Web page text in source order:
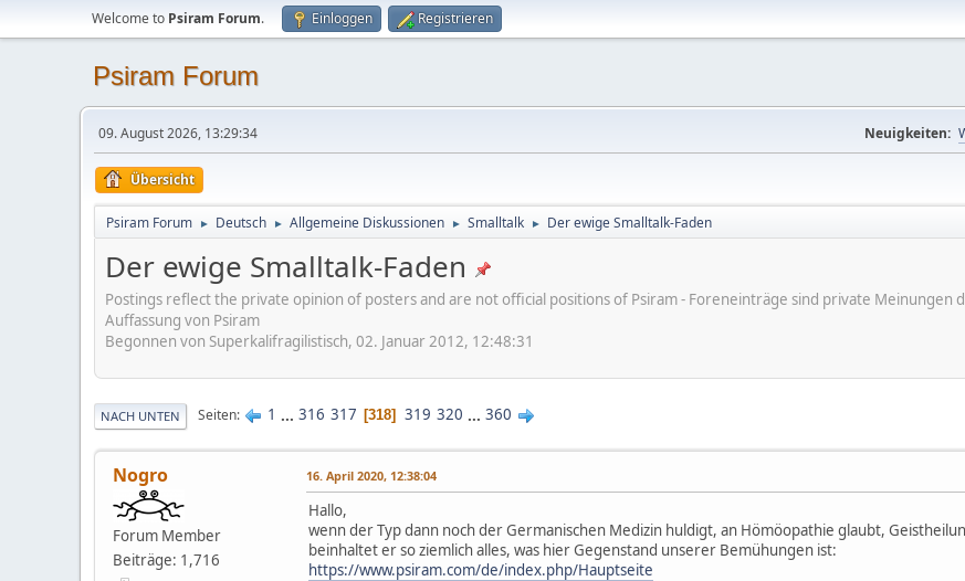
Welcome to Psiram Forum. Einloggen Registrieren
Psiram Forum
09. August 2026, 13:29:34 Neuigkeiten:
Übersicht
Psiram Forum ► Deutsch ► Allgemeine Diskussionen ► Smalltalk ► Der ewige Smalltalk-Faden
Der ewige Smalltalk-Faden
Postings reflect the private opinion of posters and are not official positions of Psiram - Foreneinträge sind private
Auffassung von Psiram
Begonnen von Superkalifragilistisch, 02. Januar 2012, 12:48:31
NACH UNTEN Seiten 1 ... 316 317 318 319 320 ... 360
Nogro
Forum Member
Beiträge: 1,716
16. April 2020, 12:38:04
Hallo,
wenn der Typ dann noch der Germanischen Medizin huldigt, an Hömöopathie glaubt,
beinhaltet er so ziemlich alles, was hier Gegenstand unserer Bemühungen ist:
https://www.psiram.com/de/index.php/Hauptseite